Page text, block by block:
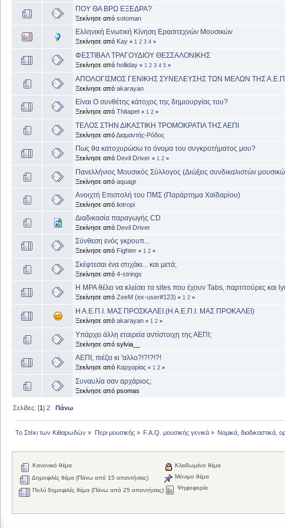
ΠΟΥ ΘΑ ΒΡΩ ΕΞΕΔΡΑ?
Ξεκίνησε από sotoman
Ελληνική Ενωτική Κίνηση Ερασιτεχνών Μουσικών
Ξεκίνησε από Kay « 1 2 3 4 »
ΦΕΣΤΙΒΑΛ ΤΡΑΓΟΥΔΙΟΥ ΘΕΣΣΑΛΟΝΙΚΗΣ
Ξεκίνησε από holliday « 1 2 3 4 5 »
ΑΠΟΛΟΓΙΣΜΟΣ ΓΕΝΙΚΗΣ ΣΥΝΕΛΕΥΣΗΣ ΤΩΝ ΜΕΛΩΝ ΤΗΣ
Ξεκίνησε από akarayan
Είναι Ο συνθέτης κάτοχος της δημιουργίας του?
Ξεκίνησε από Thitapet « 1 2 »
ΤΕΛΟΣ ΣΤΗΝ ΔΙΚΑΣΤΙΚΗ ΤΡΟΜΟΚΡΑΤΙΑ ΤΗΣ ΑΕΠΙ
Ξεκίνησε απόΔιαμαντής-Ρόδος
Πως θα κατοχυρώσω το όνομα του συγκροτήματος μου?
Ξεκίνησε από Devil Driver « 1 2 »
Πανελλήνιος Μουσικός Σύλλογος (Διώξεις συνδικαλιστών
Ξεκίνησε από aquagr
Ανοιχτή Επιστολή του ΠΜΣ (Παράρτημα Χαϊδαρίου)
Ξεκίνησε από liotropi
Διαδικασία παραγωγής CD
Ξεκίνησε από Devil Driver
Σύνθεση ενός γκρουπ...
Ξεκίνησε από Fighter « 1 2 »
Σκέφτεσαι ένα στιχάκι... και μετά;
Ξεκίνησε από 4-strings
H MPA θέλει να κλείσει τα sites που έχουν Tabs, παρτιτούρες και
Ξεκίνησε από ZeeM (ex-user#123) « 1 2 »
Η Α.Ε.Π.Ι. ΜΑΣ ΠΡΟΣΚΑΛΕΙ.(Η Α.Ε.Π.Ι. ΜΑΣ ΠΡΟΚΑΛΕΙ)
Ξεκίνησε από akarayan « 1 2 »
Υπάρχει άλλη εταιρεία αντίστοιχη της ΑΕΠΙ;
Ξεκίνησε από sylvia__
ΑΕΠΙ, πιέζει κι 'αλλο?!?!?!?!
Ξεκίνησε από Καρχαρίας « 1 2 »
Συναυλία σαν αρχάριος;
Ξεκίνησε από psomas
Σελίδες: [1]2 Πάνω
Το Στέκι των Κιθαρωδών » Περι μουσικής» F.A.Q. μουσικής γενικά» Νομικά, διαδικαστικά,
Κανονικό θέμα
Δημοφιλές θέμα (Πάνω από 15 απαντήσεις)
Πολύ δημοφιλές θέμα (Πάνω από 25 απαντήσεις)
Κλειδωμένο θέμα
Μόνιμο θέμα
Ψηφοφορία